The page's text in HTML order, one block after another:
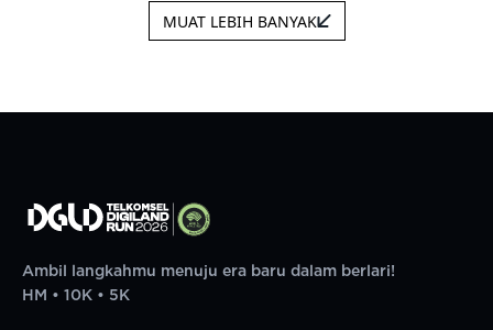
MUAT LEBIH BANYAK
Ambil langkahmu menuju era baru dalam berlari!
HM • 10K • 5K